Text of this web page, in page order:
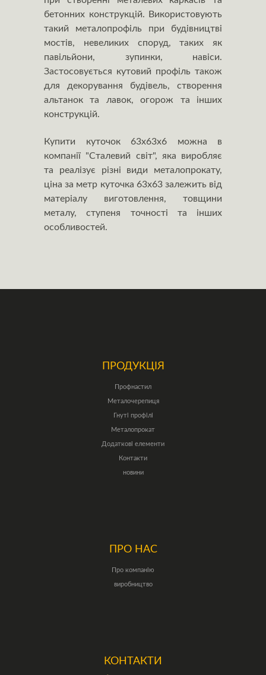
бетонних конструкцій. Використовують
такий металопрофіль при будівництві
мостів, невеликих споруд, таких як
павільйони, зупинки, навіси.
Застосовується кутовий профіль також
для декорування будівель, створення
альтанок та лавок, огорож та інших
конструкцій.
Купити куточок 63х63х6 можна в
компанії "Сталевий світ", яка виробляє
та реалізує різні види металопрокату,
ціна за метр куточка 63х63 залежить від
матеріалу виготовлення, товщини
металу, ступеня точності та інших
особливостей.
ПРОДУКЦІЯ
Профнастил
Металочерепиця
Гнуті профілі
Металопрокат
Додаткові елементи
Контакти
новини
ПРО НАС
Про компанію
виробництво
КОНТАКТИ